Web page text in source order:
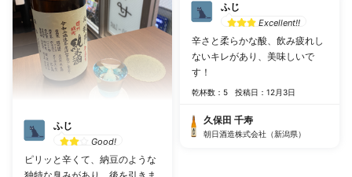
ふじ
Good!
ピリッと辛くて、納豆のような
ふじ
Excellent!!
辛さと柔らかな酸、飲み疲れし
ないキレがあり、美味しいで
す！
乾杯数：5 投稿日：12月3日
久保田 千寿
朝日酒造株式会社（新潟県）